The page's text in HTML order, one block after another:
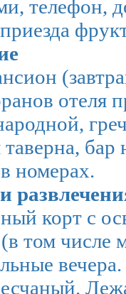
телефон,
отеля
номерах.
корт с
том числе
вечера.